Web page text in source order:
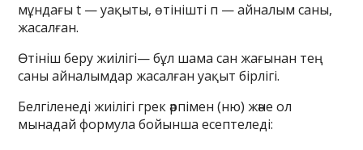
мұндағы t — уақыты, өтінішті п — айналым саны,
жасалған.
Өтініш беру жиілігі— бұл шама сан жағынан тең
саны айналымдар жасалған уақыт бірлігі.
Белгіленеді жиілігі грек әрпімен (ню) және ол
мынадай формула бойынша есептеледі: